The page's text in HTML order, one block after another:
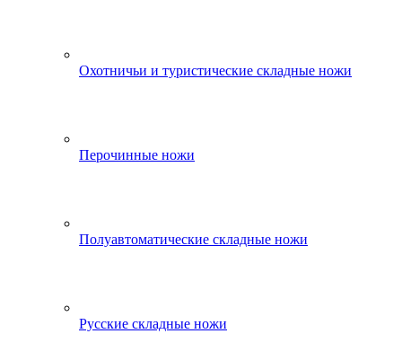
Охотничьи и туристические складные ножи
Перочинные ножи
Полуавтоматические складные ножи
Русские складные ножи